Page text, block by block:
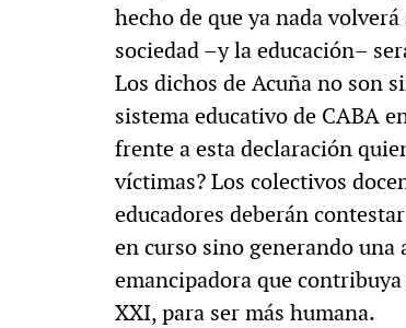
hecho de que ya nada
sociedad –y la educación–
Los dichos de Acuña no son
sistema educativo de CABA
frente a esta declaración
víctimas? Los colectivos
educadores deberán
en curso sino generando
emancipadora que
XXI, para ser más humana.